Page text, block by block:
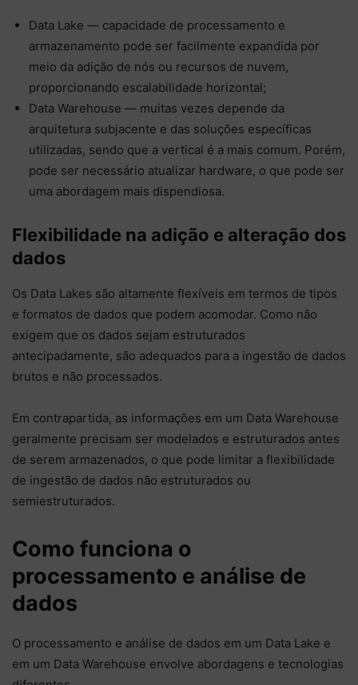
Data Lake — capacidade de processamento e
armazenamento pode ser facilmente expandida por
meio da adição de nós ou recursos de nuvem,
proporcionando escalabilidade horizontal;
Data Warehouse — muitas vezes depende da
arquitetura subjacente e das soluções específicas
utilizadas, sendo que a vertical é a mais comum. Porém,
pode ser necessário atualizar hardware, o que pode ser
uma abordagem mais dispendiosa.
Flexibilidade na adição e alteração dos
dados
Os Data Lakes são altamente flexíveis em termos de tipos
e formatos de dados que podem acomodar. Como não
exigem que os dados sejam estruturados
antecipadamente, são adequados para a ingestão de dados
brutos e não processados.
Em contrapartida, as informações em um Data Warehouse
geralmente precisam ser modelados e estruturados antes
de serem armazenados, o que pode limitar a flexibilidade
de ingestão de dados não estruturados ou
semiestruturados.
Como funciona o
processamento e análise de
dados
O processamento e análise de dados em um Data Lake e
em um Data Warehouse envolve abordagens e tecnologias